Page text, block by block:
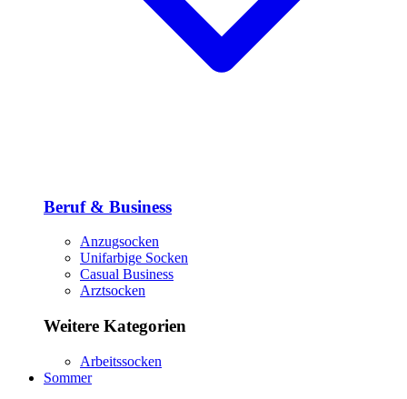
Beruf & Business
Anzugsocken
Unifarbige Socken
Casual Business
Arztsocken
Weitere Kategorien
Arbeitssocken
Sommer